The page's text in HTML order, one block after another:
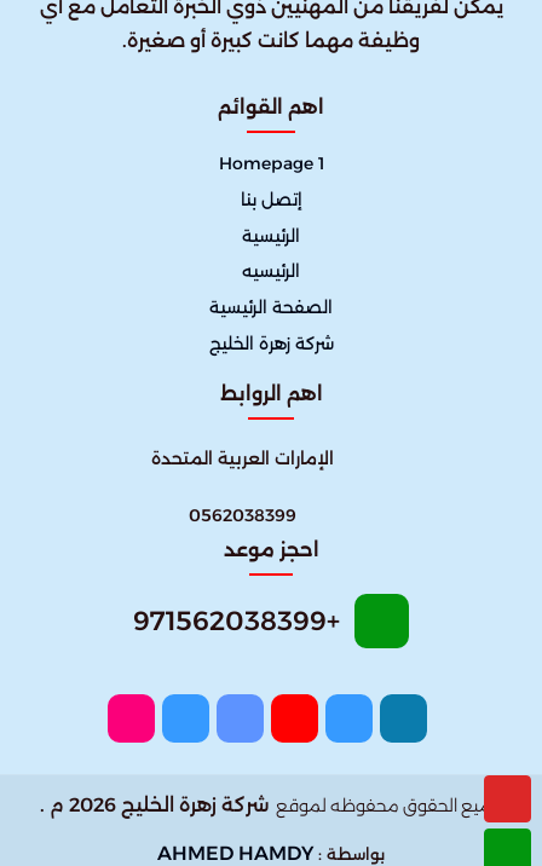
يمكن لفريقنا من المهنيين ذوي الخبرة التعامل مع أي
وظيفة مهما كانت كبيرة أو صغيرة.
اهم القوائم
Homepage 1
إتصل بنا
الرئيسية
الرئيسيه
الصفحة الرئيسية
شركة زهرة الخليج
اهم الروابط
الإمارات العربية المتحدة
0562038399
احجز موعد
+971562038399
جميع الحقوق محفوظه لموقع شركة زهرة الخليج 2026 م .
بواسطة : AHMED HAMDY